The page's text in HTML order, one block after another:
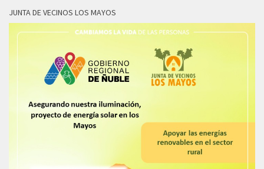
JUNTA DE VECINOS LOS MAYOS